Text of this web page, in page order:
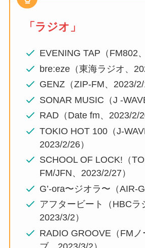
「ラジオ」
EVENING TAP（FM802
bre:eze（東海ラジオ、
GENZ（ZIP-FM、2023/2/
SONAR MUSIC（J -
RAD（Date fm、2023/2/
TOKIO HOT 100（J-
2023/2/26）
SCHOOL OF LOCK!（
FM/JFN、2023/2/27）
G’-ora〜ジオラ〜（AIR-
アフタービート（HBCラ
2023/3/2）
RADIO GROOVE（FMノ